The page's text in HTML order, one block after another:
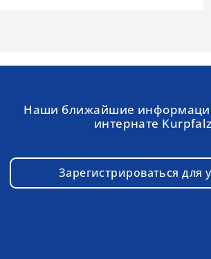
Наши ближайшие
интернате
Зарегистрироваться для